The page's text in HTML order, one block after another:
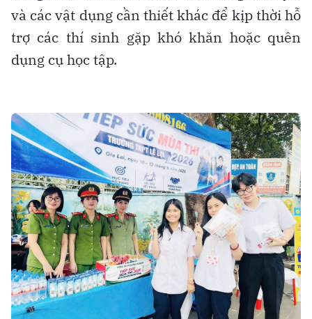
và các vật dụng cần thiết khác để kịp thời hỗ
trợ các thí sinh gặp khó khăn hoặc quên
dụng cụ học tập.